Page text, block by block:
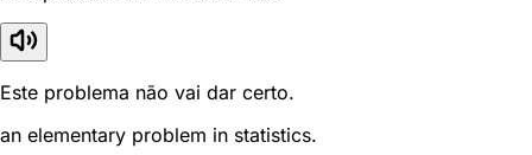
Este problema não vai dar certo.
an elementary problem in statistics.